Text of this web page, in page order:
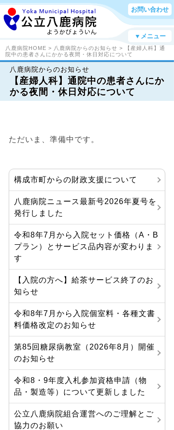
お問い合わせ
▼メニュー
八鹿病院HOME > 八鹿病院からのお知らせ > 【産婦人科】通
院中の患者さんにかかる夜間・休日対応について
八鹿病院からのお知らせ
【産婦人科】通院中の患者さんにか
かる夜間・休日対応について
ただいま、準備中です。
構成市町からの財政支援について
八鹿病院ニュース最新号2026年夏号を
発行しました
令和8年7月から入院セット価格（A・B
プラン）とサービス品内容が変わりま
す
【入院の方へ】給茶サービス終了のお
知らせ
令和8年7月から入院個室料・各種文書
料価格改定のお知らせ
第85回糖尿病教室（2026年8月）開催
のお知らせ
令和8・9年度入札参加資格申請（物
品・製造等）について更新しました
公立八鹿病院組合運営へのご理解とご
協力のお願い